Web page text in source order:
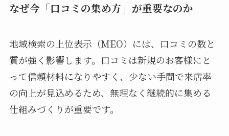
なぜ今「口コミの集め方」が重要なのか
地域検索の上位表示（MEO）には、口コミの数と
質が強く影響します。口コミは新規のお客様にと
って信頼材料になりやすく、少ない手間で来店率
の向上が見込めるため、無理なく継続的に集める
仕組みづくりが重要です。